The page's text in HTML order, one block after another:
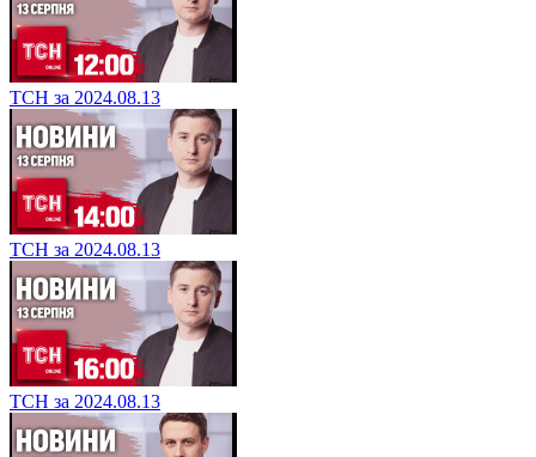
ТСН за 2024.08.13
ТСН за 2024.08.13
ТСН за 2024.08.13